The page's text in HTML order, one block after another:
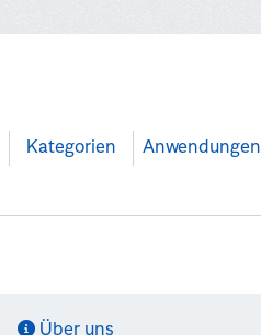
Kategorien Anwendungen
Über uns